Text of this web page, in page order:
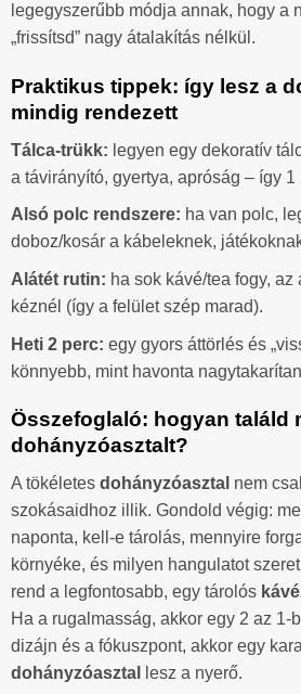
legegyszerűbb módja annak, hogy a
„frissítsd” nagy átalakítás nélkül.
Praktikus tippek: így lesz a
mindig rendezett
Tálca-trükk: legyen egy dekoratív
a távirányító, gyertya, apróság – így
Alsó polc rendszere: ha van polc,
doboz/kosár a kábeleknek,
Alátét rutin: ha sok kávé/tea fogy,
kéznél (így a felület szép marad).
Heti 2 perc: egy gyors áttörlés és
könnyebb, mint havonta
Összefoglaló: hogyan találd
dohányzóasztalt?
A tökéletes dohányzóasztal nem
szokásaidhoz illik. Gondold végig:
naponta, kell-e tárolás, mennyire
környéke, és milyen hangulatot
rend a legfontosabb, egy tárolós
Ha a rugalmasság, akkor egy 2 az 1-
dizájn és a fókuszpont, akkor egy
dohányzóasztal
lesz a nyerő.